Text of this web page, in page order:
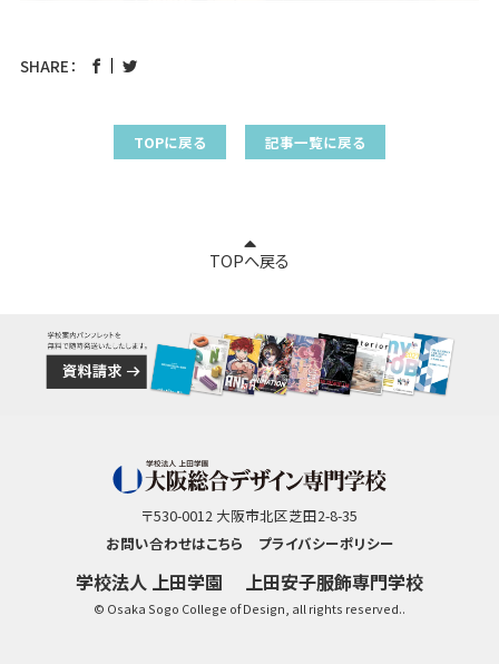
SHARE：
TOPに戻る 記事一覧に戻る
TOPへ戻る
〒530-0012 大阪市北区芝田2-8-35
お問い合わせはこちら
プライバシーポリシー
学校法人 上田学園 上田安子服飾専門学校
© Osaka Sogo College of Design, all rights reserved..